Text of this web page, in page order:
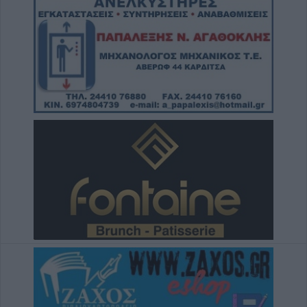
συγκρούστηκε με νταλίκα – Στο νοσοκομείο
ο οδηγός
6 Αυγούστου 2026, 19:15
Άνω Λιόσια: Συνελήφθησαν δύο άνδρες για
τον θάνατο 72χρονου που βρέθηκε σε
αυτοκίνητο
6 Αυγούστου 2026, 17:50
Την Παρασκευή 7 Αυγούστου η κηδεία του
Αθανάσιου Ταξιάρχη
Πυρκαγιά σε γεωργική έκταση στην Κρήνη
Φαρσάλων – Τέθηκε υπό μερικό έλεγχο το
βράδυ της Πέμπτης (+Βίντεο)
6 Αυγούστου 2026, 17:36
Δημόσιες Σ.Α.Ε.Κ.: 860 τμήματα και 95
ειδικότητες για το 2026-2027
6 Αυγούστου 2026, 17:21